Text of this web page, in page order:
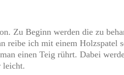
Zu Beginn werden die zu
reibe ich mit einem Holzspatel
einen Teig rührt. Dabei
leicht.